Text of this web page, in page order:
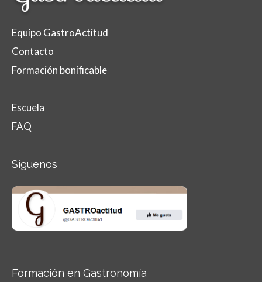
Equipo GastroActitud
Contacto
Formación bonificable
Escuela
FAQ
Síguenos
Formación en Gastronomía